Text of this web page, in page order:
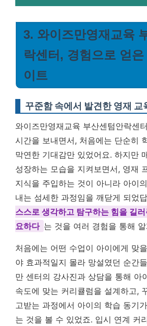
3. 와이즈만영재교육
락센터, 경험으로 얻
이트
꾸준함 속에서 발견한 영재 교
와이즈만영재교육 부산센텀안락센
시간을 보내면서, 처음에는 단순히
막연한 기대감만 있었어요. 하지만
성장하는 모습을 지켜보면서, 영재
지식을 주입하는 것이 아니라 아이
내는 섬세한 과정임을 깨닫게 되었
스스로 생각하고 탐구하는 힘을 길
요하다 는 것을 여러 경험을 통해
처음에는 어떤 수업이 아이에게 맞
야 효과적일지 몰라 망설였던 순간
만 센터의 강사진과 상담을 통해 아
속도에 맞는 커리큘럼을 설계하고,
고받는 과정에서 아이의 학습 동기
는 것을 볼 수 있었죠. 입시 연계 커